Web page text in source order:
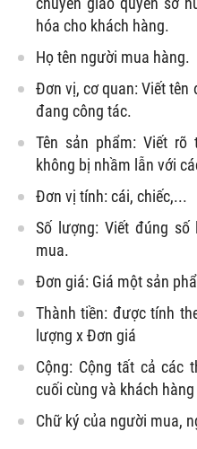
hóa cho khách hàng.
Họ tên người mua hàng.
Đơn vị, cơ quan: Viết tên
đang công tác.
Tên sản phẩm: Viết
không bị nhầm lẫn với
Đơn vị tính: cái, chiếc,...
Số lượng: Viết đúng số
mua.
Đơn giá: Giá một sản
Thành tiền: được tính
lượng x Đơn giá
Cộng: Cộng tất cả các
cuối cùng và khách
Chữ ký của người mua,